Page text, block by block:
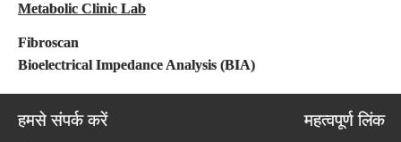
Metabolic Clinic Lab
Fibroscan
Bioelectrical Impedance Analysis (BIA)
हमसे संपर्क करें महत्वपूर्ण लिंक